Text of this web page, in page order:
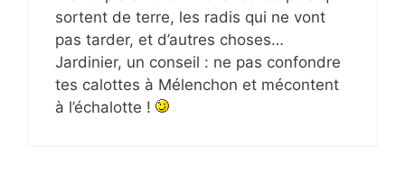
sortent de terre, les radis qui ne vont
pas tarder, et d’autres choses…
Jardinier, un conseil : ne pas confondre
tes calottes à Mélenchon et mécontent
à l’échalotte !